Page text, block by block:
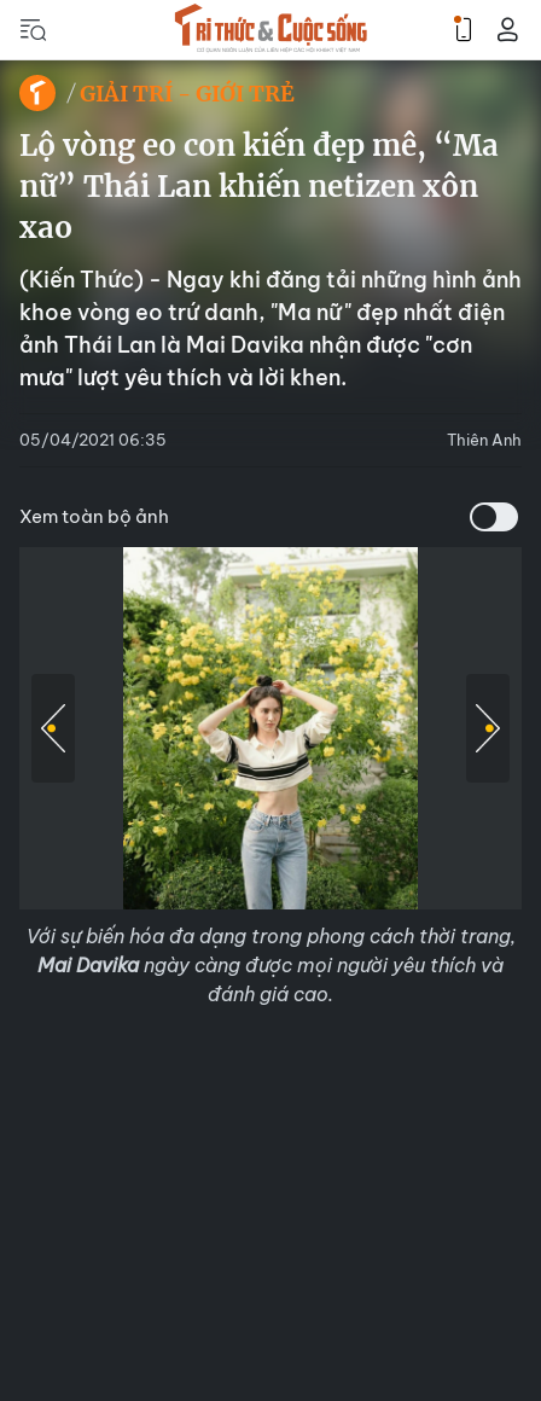
GIẢI TRÍ - GIỚI TRẺ
Lộ vòng eo con kiến đẹp mê, “Ma
nữ” Thái Lan khiến netizen xôn
xao
(Kiến Thức) - Ngay khi đăng tải những hình ảnh
khoe vòng eo trứ danh, "Ma nữ" đẹp nhất điện
ảnh Thái Lan là Mai Davika nhận được "cơn
mưa" lượt yêu thích và lời khen.
05/04/2021 06:35 Thiên Anh
Xem toàn bộ ảnh
Với sự biến hóa đa dạng trong phong cách thời trang,
Mai Davikangày càng được mọi người yêu thích và
đánh giá cao.